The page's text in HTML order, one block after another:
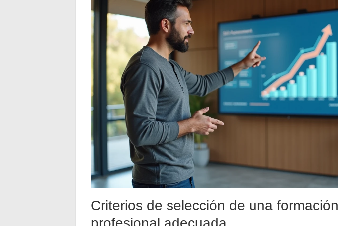
Criterios de selección de una formación
profesional adecuada